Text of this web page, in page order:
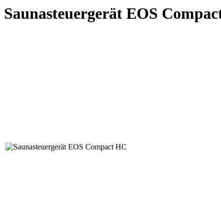
Saunasteuergerät EOS